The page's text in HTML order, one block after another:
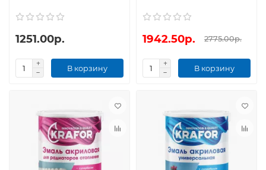
1251.00р.
В корзину
1942.50р. 2775.00р.
В корзину